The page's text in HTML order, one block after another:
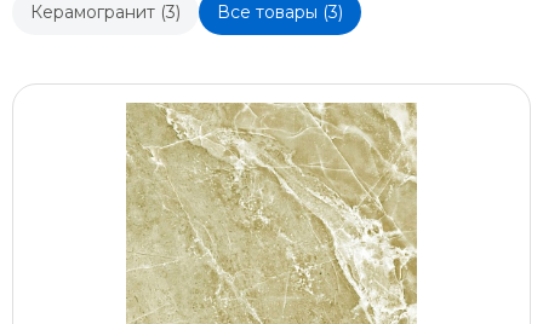
Керамогранит (3) Все товары (3)